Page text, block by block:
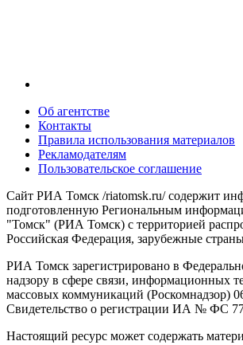
Об агентстве
Контакты
Правила использования материалов
Рекламодателям
Пользовательское соглашение
Сайт РИА Томск /riatomsk.ru/ содержит
подготовленную Региональным
"Томск" (РИА Томск) с территорией
Российская Федерация, зарубежные
РИА Томск зарегистрировано в
надзору в сфере связи, информационных
массовых коммуникаций (Роскомнадзор)
Свидетельство о регистрации ИА № ФС
Настоящий ресурс может содержать